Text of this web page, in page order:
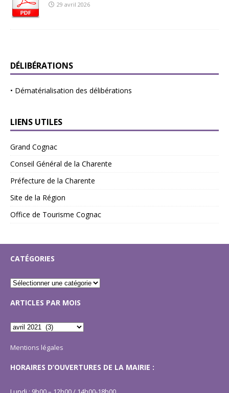
29 avril 2026
DÉLIBÉRATIONS
• Dématérialisation des délibérations
LIENS UTILES
Grand Cognac
Conseil Général de la Charente
Préfecture de la Charente
Site de la Région
Office de Tourisme Cognac
CATÉGORIES
ARTICLES PAR MOIS
Mentions légales
HORAIRES D’OUVERTURES DE LA MAIRIE :